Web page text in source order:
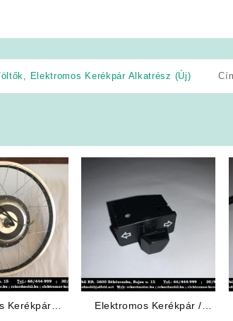
Elektromos Kerékpár Alkatrész (Új)
Kerékpár
Elektromos Kerékpár /